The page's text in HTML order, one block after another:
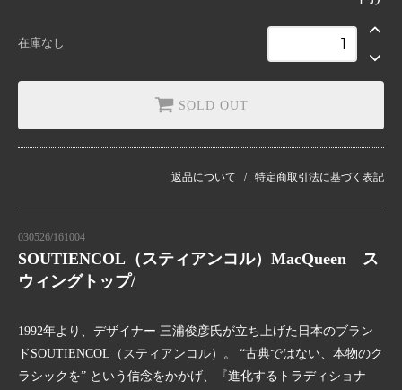
在庫なし
SOLD OUT
返品について 特定商取引法に基づく表記
030526/161004
SOUTIENCOL（スティアンコル）MacQueen ス
ウィングトップ/
1992年より、デザイナー 三浦俊彦氏が立ち上げた日本のブラン
ドSOUTIENCOL（スティアンコル）。 “古典ではない、本物のク
ラシックを” という信念をかかげ、『進化するトラディショナ